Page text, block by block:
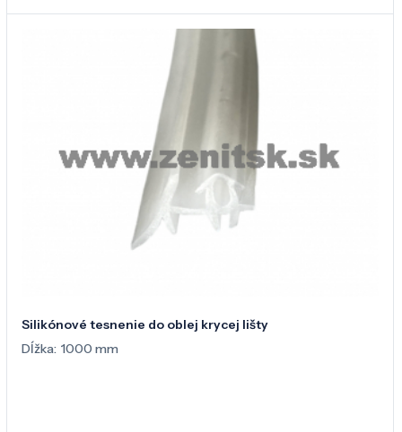
Silikónové tesnenie do oblej krycej lišty
Dĺžka: 1000 mm